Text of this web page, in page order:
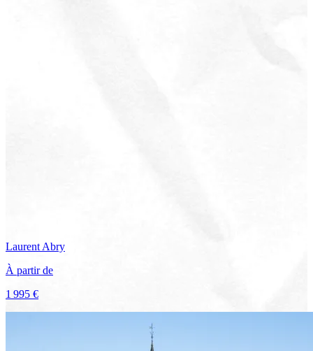
Laurent Abry
À partir de
1 995 €